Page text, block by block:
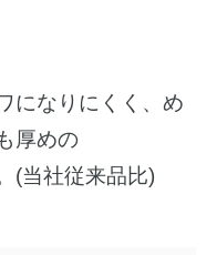
になりにくく、め
厚めの
(当社従来品比)